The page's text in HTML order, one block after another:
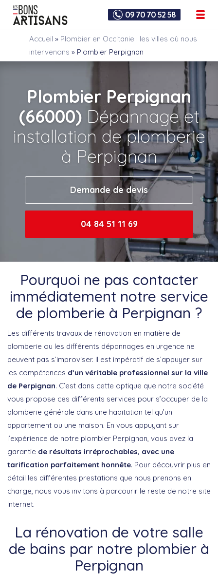
09 70 70 52 58
Accueil » Plombier en Occitanie : les villes où nous
intervenons » Plombier Perpignan
Plombier Perpignan
(66000)Dépannage et
installation de plomberie
à Perpignan
Demande de devis
04 84 51 11 69
Pourquoi ne pas contacter
immédiatement notre service
de plomberie à Perpignan ?
Les différents travaux de rénovation en matière de
plomberie ou les différents dépannages en urgence ne
peuvent pas s’improviser. Il est impératif de s’appuyer sur
les compétences d’un véritable professionnel sur la ville
de Perpignan. C’est dans cette optique que notre société
vous propose ces différents services pour s’occuper de la
plomberie générale dans une habitation tel qu’un
appartement ou une maison. En vous appuyant sur
l’expérience de notre plombier Perpignan, vous avez la
garantie de résultats irréprochables, avec une
tarification parfaitement honnête. Pour découvrir plus en
détail les différentes prestations que nous prenons en
charge, nous vous invitons à parcourir le reste de notre site
Internet.
La rénovation de votre salle
de bains par notre plombier à
Perpignan